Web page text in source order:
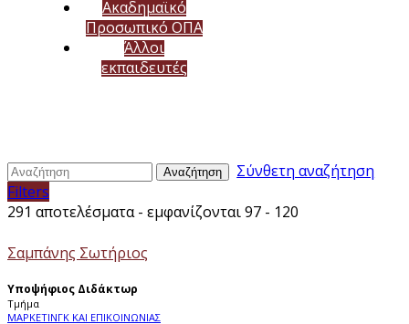
Ακαδημαϊκό
Προσωπικό ΟΠΑ
Άλλοι
εκπαιδευτές
Αναζήτηση
Σύνθετη αναζήτηση
Filters
291 αποτελέσματα - εμφανίζονται 97 - 120
Σαμπάνης Σωτήριος
Υποψήφιος Διδάκτωρ
Τμήμα
ΜΑΡΚΕΤΙΝΓΚ ΚΑΙ ΕΠΙΚΟΙΝΩΝΙΑΣ